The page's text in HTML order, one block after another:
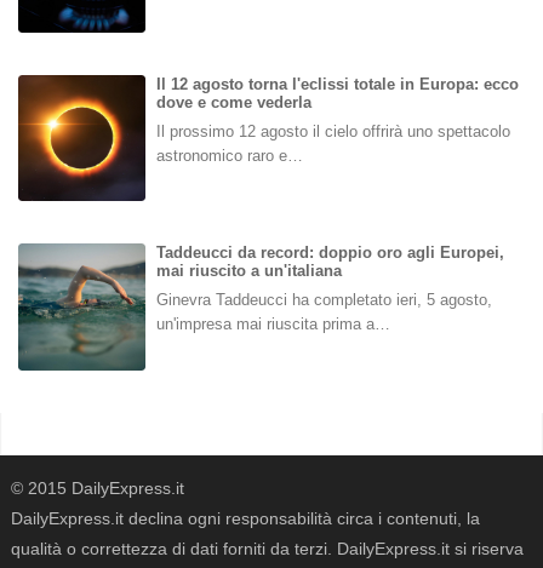
Il 12 agosto torna l'eclissi totale in Europa: ecco
dove e come vederla
Il prossimo 12 agosto il cielo offrirà uno spettacolo
astronomico raro e…
Taddeucci da record: doppio oro agli Europei,
mai riuscito a un'italiana
Ginevra Taddeucci ha completato ieri, 5 agosto,
un'impresa mai riuscita prima a…
© 2015 DailyExpress.it
DailyExpress.it declina ogni responsabilità circa i contenuti, la
qualità o correttezza di dati forniti da terzi. DailyExpress.it si riserva